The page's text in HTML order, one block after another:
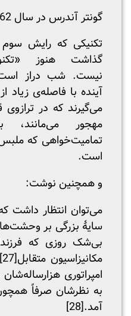
گونتر آندرس در سال 1962 نوشت:
تکنیکی که رایش
گذاشت هنوز
نیست. شب دراز
آینده با فاصله‌ی
می‌گیرند که در
مهجور می‌مانند،
تمامیت‌خواهی که ملبس
است.
و همچنین نوشت:
می‌توان انتظار داشت
سایۀ بزرگی بر
بی‌شک روزی که
مکانیزاسیون متقابل[27]
امپراتوری
به نظرشان صرفاً
آمد.[28]